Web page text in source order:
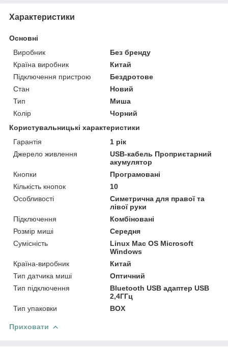
Характеристики
Основні
Виробник
Без бренду
Країна виробник
Китай
Підключення пристрою
Бездротове
Стан
Новий
Тип
Миша
Колір
Чорний
Користувальницькі характеристики
Гарантія
1 рік
Джерело живлення
USB-кабель Проприєтарний
акумулятор
Кнопки
Програмовані
Кількість кнопок
10
Особливості
Симетрична для правої та
лівої руки
Підключення
Комбіновані
Розмір миші
Середня
Сумісність
Linux Mac OS Microsoft
Windows
Країна-виробник
Китай
Тип датчика миші
Оптичний
Тип підключення
Bluetooth USB адаптер USB
2,4ГГц
Тип упаковки
BOX
Приховати